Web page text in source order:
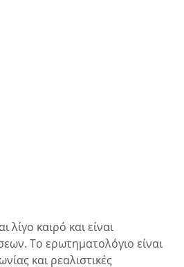
καιρό και είναι
Το ερωτηματολόγιο είναι
και ρεαλιστικές